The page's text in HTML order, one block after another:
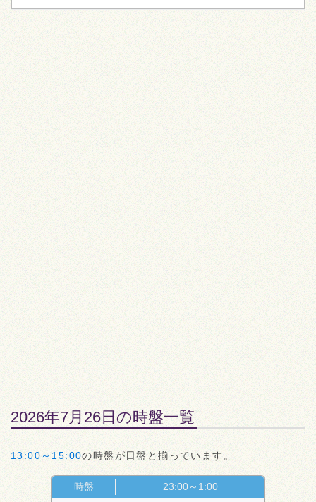
2026年7月26日の時盤一覧
13:00～15:00の時盤が日盤と揃っています。
時盤 23:00～1:00